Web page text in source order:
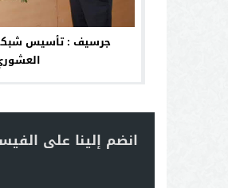
جرسيف : تأسيس شبكة
انضم إلينا على